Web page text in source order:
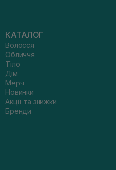
КАТАЛОГ
Волосся
Обличчя
Тіло
Дім
Мерч
Новинки
Акції та знижки
Бренди